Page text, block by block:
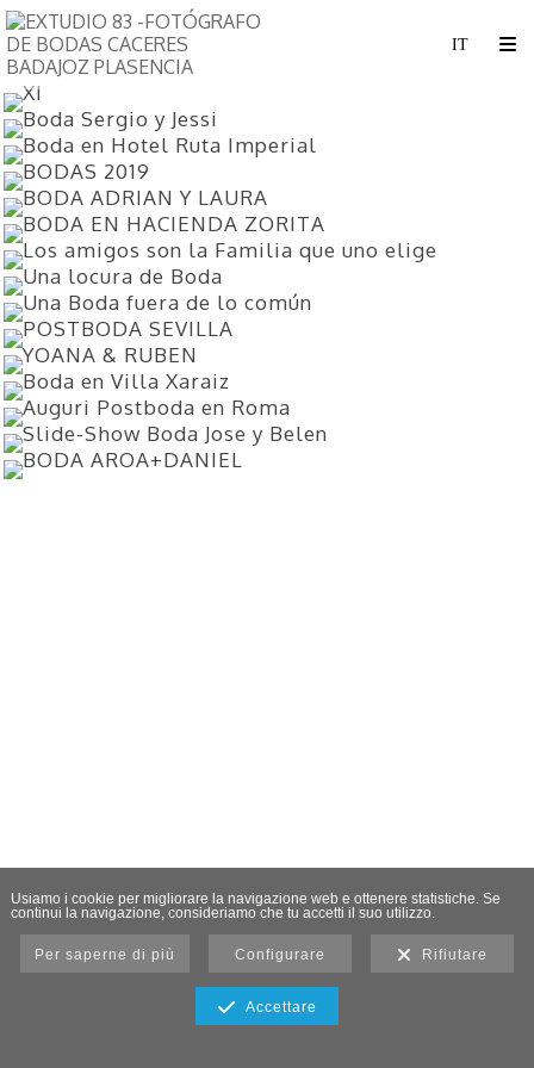
Usiamo i cookie per migliorare la navigazione web e ottenere statistiche. Se
continui la navigazione, consideriamo che tu accetti il suo utilizzo.
Per saperne di più Configurare Rifiutare
Accettare